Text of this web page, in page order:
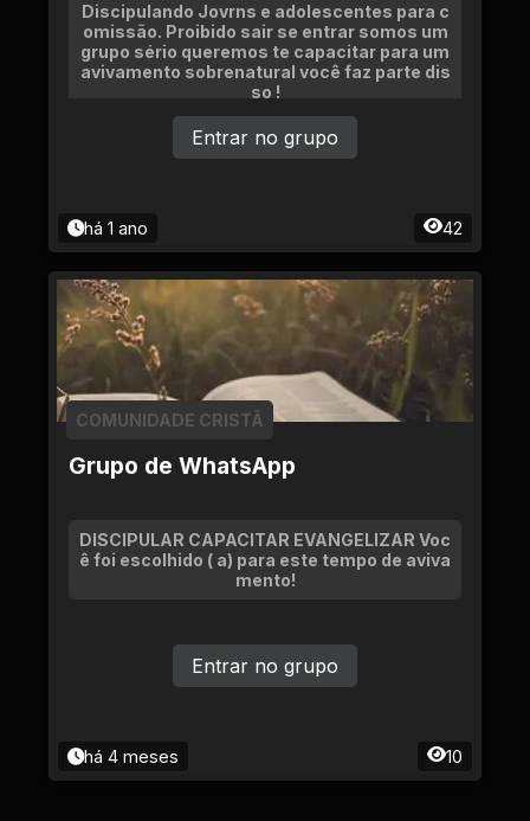
Discipulando Jovrns e adolescentes para c
omissão. Proibido sair se entrar somos um
grupo sério queremos te capacitar para um
avivamento sobrenatural você faz parte dis
so !
há 1 ano 42
Entrar no grupo
Grupo de WhatsApp
COMUNIDADE CRISTÃ
DISCIPULAR CAPACITAR EVANGELIZAR Voc
ê foi escolhido ( a) para este tempo de aviva
mento!
há 4 meses 10
Entrar no grupo